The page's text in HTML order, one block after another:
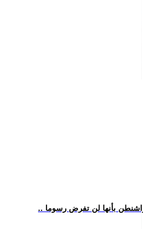
واشنطن بأنها لن تفرض رسوما